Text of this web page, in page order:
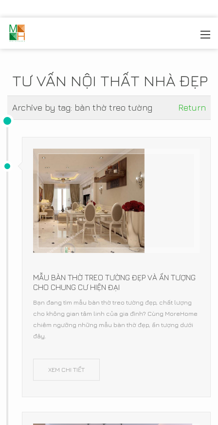
TƯ VẤN NỘI THẤT NHÀ ĐẸP
Archive by tag: bàn thờ treo tường Return
MẪU BÀN THỜ TREO TƯỜNG ĐẸP VÀ ẤN TƯỢNG
CHO CHUNG CƯ HIỆN ĐẠI
Bạn đang tìm mẫu bàn thờ treo tường đẹp, chất lượng
cho không gian tâm linh của gia đình? Cùng MoreHome
chiêm ngưỡng những mẫu bàn thờ đẹp, ấn tượng dưới
đây.
XEM CHI TIẾT